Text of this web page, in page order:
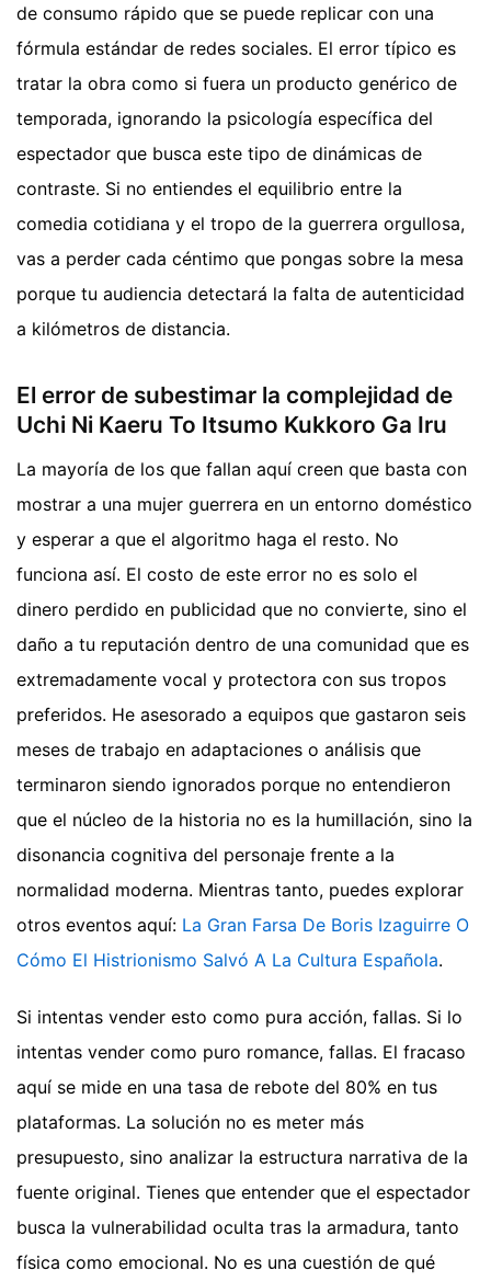
de consumo rápido que se puede replicar con una
fórmula estándar de redes sociales. El error típico es
tratar la obra como si fuera un producto genérico de
temporada, ignorando la psicología específica del
espectador que busca este tipo de dinámicas de
contraste. Si no entiendes el equilibrio entre la
comedia cotidiana y el tropo de la guerrera orgullosa,
vas a perder cada céntimo que pongas sobre la mesa
porque tu audiencia detectará la falta de autenticidad
a kilómetros de distancia.
El error de subestimar la complejidad de
Uchi Ni Kaeru To Itsumo Kukkoro Ga Iru
La mayoría de los que fallan aquí creen que basta con
mostrar a una mujer guerrera en un entorno doméstico
y esperar a que el algoritmo haga el resto. No
funciona así. El costo de este error no es solo el
dinero perdido en publicidad que no convierte, sino el
daño a tu reputación dentro de una comunidad que es
extremadamente vocal y protectora con sus tropos
preferidos. He asesorado a equipos que gastaron seis
meses de trabajo en adaptaciones o análisis que
terminaron siendo ignorados porque no entendieron
que el núcleo de la historia no es la humillación, sino la
disonancia cognitiva del personaje frente a la
normalidad moderna. Mientras tanto, puedes explorar
otros eventos aquí: La Gran Farsa De Boris Izaguirre O
Cómo El Histrionismo Salvó A La Cultura Española.
Si intentas vender esto como pura acción, fallas. Si lo
intentas vender como puro romance, fallas. El fracaso
aquí se mide en una tasa de rebote del 80% en tus
plataformas. La solución no es meter más
presupuesto, sino analizar la estructura narrativa de la
fuente original. Tienes que entender que el espectador
busca la vulnerabilidad oculta tras la armadura, tanto
física como emocional. No es una cuestión de qué